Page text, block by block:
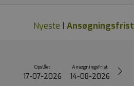
Nyeste Ansøgningsfrist
Opslået
17-07-2026
Ansøgningsfrist
14-08-2026